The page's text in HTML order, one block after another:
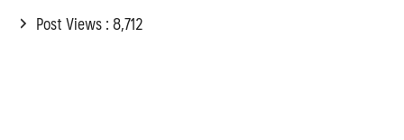
Post Views :8,712